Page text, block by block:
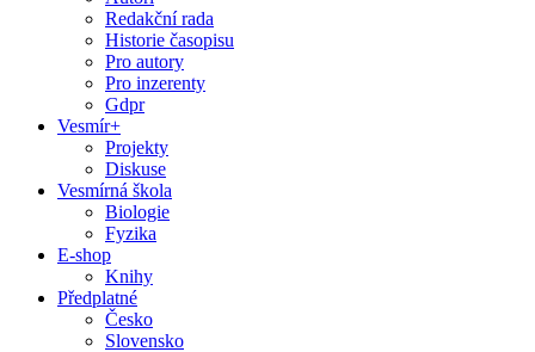
Redakční rada
Historie časopisu
Pro autory
Pro inzerenty
Gdpr
Vesmír+
Projekty
Diskuse
Vesmírná škola
Biologie
Fyzika
E-shop
Knihy
Předplatné
Česko
Slovensko